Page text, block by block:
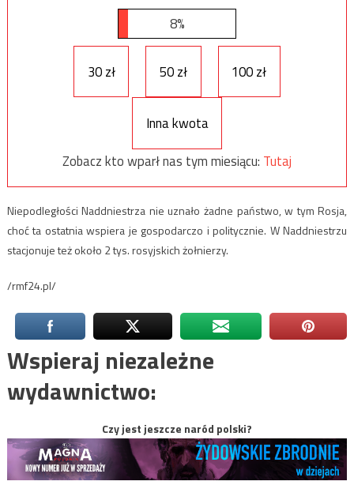
8%
30 zł 50 zł 100 zł
Inna kwota
Zobacz kto wparł nas tym miesiącu: Tutaj
Niepodległości Naddniestrza nie uznało żadne państwo, w tym Rosja,
choć ta ostatnia wspiera je gospodarczo i politycznie. W Naddniestrzu
stacjonuje też około 2 tys. rosyjskich żołnierzy.
/rmf24.pl/
Wspieraj niezależne
wydawnictwo:
Czy jest jeszcze naród polski?